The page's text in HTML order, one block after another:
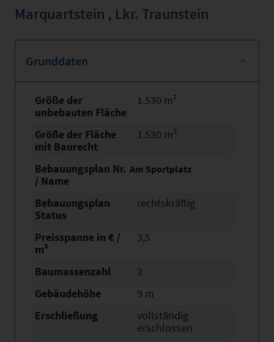
Marquartstein , Lkr. Traunstein
Grunddaten
Größe der
unbebauten Fläche
1.530 m²
Größe der Fläche
mit Baurecht
1.530 m²
Bebauungsplan Nr.
/ Name
Am Sportplatz
Bebauungsplan
Status
rechtskräftig
Preisspanne in € /
m²
3,5
Baumassenzahl
2
Gebäudehöhe
9 m
Erschließung
vollständig
erschlossen